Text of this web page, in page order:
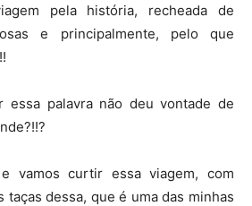
pela história, recheada de
e principalmente, pelo que
!!
essa palavra não deu vontade de
vamos curtir essa viagem, com
taças dessa, que é uma das minhas